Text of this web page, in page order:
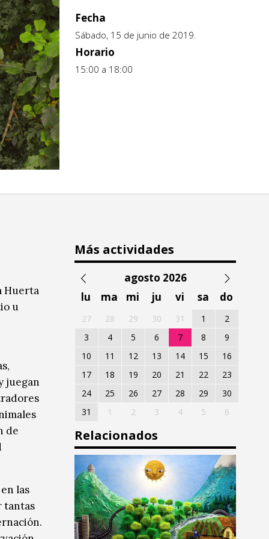
Fecha
Sábado, 15 de junio de 2019.
Horario
15:00 a 18:00
Huerta
u
juegan
de
las
tantas
Más actividades
agosto 2026
lu
ma mi ju vi sa do
27 28 29 30 31 1
2
3
4 5 6 7 8
9
10
11 12 13 14 15
16
17
18 19 20 21 22
23
24
25 26 27 28 29
30
31
1 2 3 4 5 6
Relacionados